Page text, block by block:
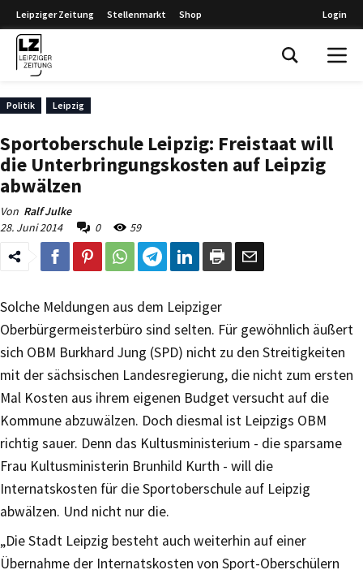
Leipziger Zeitung Stellenmarkt Shop Login
Politik Leipzig
Sportoberschule Leipzig: Freistaat will
die Unterbringungskosten auf Leipzig
abwälzen
Von Ralf Julke
28. Juni 2014
0 59
Solche Meldungen aus dem Leipziger
Oberbürgermeisterbüro sind selten. Für gewöhnlich äußert
sich OBM Burkhard Jung (SPD) nicht zu den Streitigkeiten
mit der sächsischen Landesregierung, die nicht zum ersten
Mal Kosten aus ihrem eigenen Budget versucht auf die
Kommune abzuwälzen. Doch diesmal ist Leipzigs OBM
richtig sauer. Denn das Kultusministerium - die sparsame
Frau Kultusministerin Brunhild Kurth - will die
Internatskosten für die Sportoberschule auf Leipzig
abwälzen. Und nicht nur die.
„Die Stadt Leipzig besteht auch weiterhin auf einer
Übernahme der Internatskosten von Sport-Oberschülern